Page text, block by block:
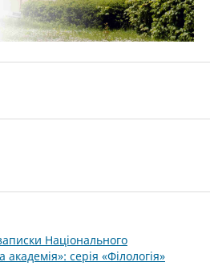
Національного
серія­ «Філо­ло­гія»